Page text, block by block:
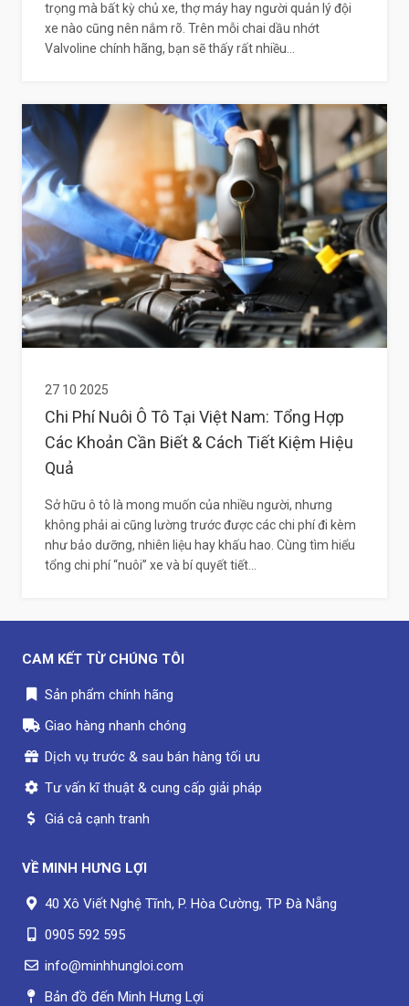
trọng mà bất kỳ chủ xe, thợ máy hay người quản lý đội
xe nào cũng nên nắm rõ. Trên mỗi chai dầu nhớt
Valvoline chính hãng, bạn sẽ thấy rất nhiều...
27 10 2025
Chi Phí Nuôi Ô Tô Tại Việt Nam: Tổng Hợp
Các Khoản Cần Biết & Cách Tiết Kiệm Hiệu
Quả
Sở hữu ô tô là mong muốn của nhiều người, nhưng
không phải ai cũng lường trước được các chi phí đi kèm
như bảo dưỡng, nhiên liệu hay khấu hao. Cùng tìm hiểu
tổng chi phí “nuôi” xe và bí quyết tiết...
CAM KẾT TỪ CHÚNG TÔI
Sản phẩm chính hãng
Giao hàng nhanh chóng
Dịch vụ trước & sau bán hàng tối ưu
Tư vấn kĩ thuật & cung cấp giải pháp
Giá cả cạnh tranh
VỀ MINH HƯNG LỢI
40 Xô Viết Nghệ Tĩnh, P. Hòa Cường, TP Đà Nẵng
0905 592 595
info@minhhungloi.com
Bản đồ đến Minh Hưng Lợi